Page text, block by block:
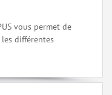
vous permet de
différentes